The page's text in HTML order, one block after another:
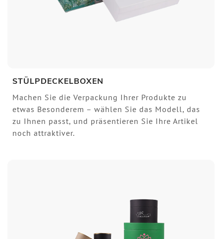
STÜLPDECKELBOXEN
Machen Sie die Verpackung Ihrer Produkte zu
etwas Besonderem – wählen Sie das Modell, das
zu Ihnen passt, und präsentieren Sie Ihre Artikel
noch attraktiver.